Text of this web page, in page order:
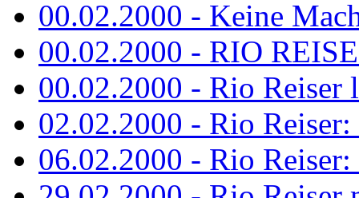
00.02.2000 - Keine
00.02.2000 - RIO
00.02.2000 - Rio Reiser
02.02.2000 - Rio
06.02.2000 - Rio